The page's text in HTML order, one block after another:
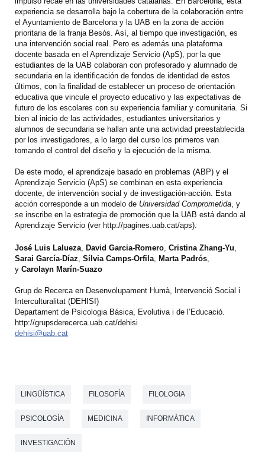
experiencia se desarrolla bajo la cobertura de la colaboración entre
el Ayuntamiento de Barcelona y la UAB en la zona de acción
prioritaria de la franja Besós. Así, al tiempo que investigación, es
una intervención social real. Pero es además una plataforma
docente basada en el Aprendizaje Servicio (ApS), por la que
estudiantes de la UAB colaboran con profesorado y alumnado de
secundaria en la identificación de fondos de identidad de estos
últimos, con la finalidad de establecer un proceso de orientación
educativa que vincule el proyecto educativo y las expectativas de
futuro de los escolares con su experiencia familiar y comunitaria. Si
bien al inicio de las actividades, estudiantes universitarios y
alumnos de secundaria se hallan ante una actividad preestablecida
por los investigadores, a lo largo del curso los primeros van
tomando el control del diseño y la ejecución de la misma.
De este modo, el aprendizaje basado en problemas (ABP) y el
Aprendizaje Servicio (ApS) se combinan en esta experiencia
docente, de intervención social y de investigación-acción. Esta
acción corresponde a un modelo de Universidad Comprometida , y
se inscribe en la estrategia de promoción que la UAB está dando al
Aprendizaje Servicio (ver http://pagines.uab.cat/aps).
José Luis Lalueza David Garcia-Romero Cristina Zhang-Yu
Sarai García-Díaz Sílvia Camps-Orfila Marta Padrós
y Carolayn Marín-Suazo
Grup de Recerca en Desenvolupament Humà, Intervenció Social i
Interculturalitat (DEHISI)
Departament de Psicologia Básica, Evolutiva i de l’Educació.
http://grupsderecerca.uab.cat/dehisi
dehisi@uab.cat
LINGÜÍSTICA FILOSOFÍA FILOLOGIA
PSICOLOGÍA MEDICINA INFORMÁTICA
INVESTIGACIÓN